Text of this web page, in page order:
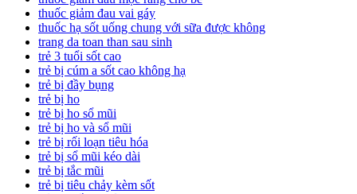
thuốc giảm đau vai gáy
thuốc hạ sốt uống chung với sữa được không
trang da toan than sau sinh
trẻ 3 tuổi sốt cao
trẻ bị cúm a sốt cao không hạ
trẻ bị đầy bụng
trẻ bị ho
trẻ bị ho sổ mũi
trẻ bị ho và sổ mũi
trẻ bị rối loạn tiêu hóa
trẻ bị sổ mũi kéo dài
trẻ bị tắc mũi
trẻ bị tiêu chảy kèm sốt